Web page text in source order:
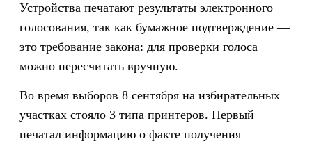
Устройства печатают результаты электронного
голосования, так как бумажное подтверждение —
это требование закона: для проверки голоса
можно пересчитать вручную.
Во время выборов 8 сентября на избирательных
участках стояло 3 типа принтеров. Первый
печатал информацию о факте получения